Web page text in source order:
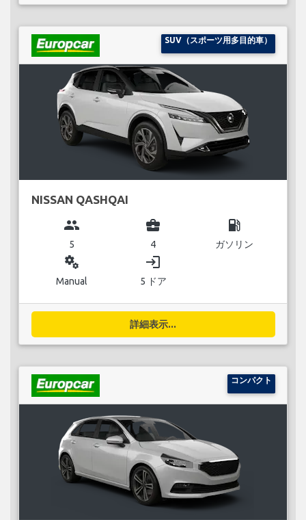
SUV（スポーツ用多目的車）
NISSAN QASHQAI
group
5
business_center
4
local_gas_station
ガソリン
miscellaneous_services
Manual
login
5 ドア
詳細表示...
コンパクト